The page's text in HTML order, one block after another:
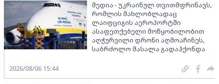
მედია - უკრაინულ თვითმფრინავს,
რომლის მახლობლადაც
ლაიფციგის აეროპორტში
ასაფეთქებელი მოწყობილობით
აღჭურვილი დრონი აღმოაჩინეს,
საბრძოლო მასალა გადაჰქონდა
2026/08/06 15:44